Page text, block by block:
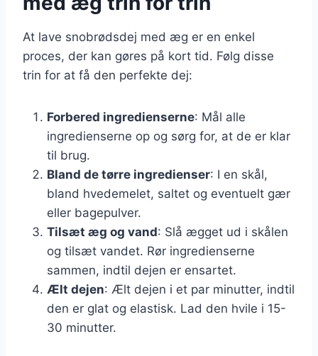
At lave snobrødsdej med æg er en enkel
proces, der kan gøres på kort tid. Følg disse
trin for at få den perfekte dej:
Forbered ingredienserne: Mål alle
ingredienserne op og sørg for, at de er klar
til brug.
Bland de tørre ingredienser: I en skål,
bland hvedemelet, saltet og eventuelt gær
eller bagepulver.
Tilsæt æg og vand: Slå ægget ud i skålen
og tilsæt vandet. Rør ingredienserne
sammen, indtil dejen er ensartet.
Ælt dejen: Ælt dejen i et par minutter, indtil
den er glat og elastisk. Lad den hvile i 15-
30 minutter.